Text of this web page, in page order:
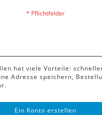
hat viele Vorteile:
Adresse speichern,
Ein Konto erstellen